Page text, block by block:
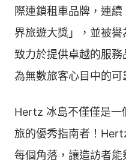
際連鎖租車品牌，連
界旅遊大獎」，並被譽
致力於提供卓越的服
為無數旅客心目中的可
Hertz 冰島不僅僅是一
旅的優秀指南者！
每個角落，讓造訪者